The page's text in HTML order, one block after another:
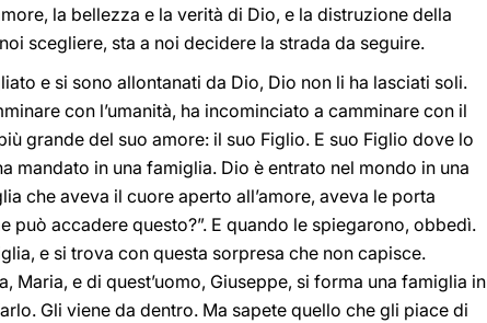
la bellezza e la verità di Dio, e la distruzione della
scegliere, sta a noi decidere la strada da seguire.
e si sono allontanati da Dio, Dio non li ha lasciati soli.
con l’umanità, ha incominciato a camminare con il
grande del suo amore: il suo Figlio. E suo Figlio dove lo
mandato in una famiglia. Dio è entrato nel mondo in una
che aveva il cuore aperto all’amore, aveva le porta
può accadere questo?”. E quando le spiegarono, obbedì.
e si trova con questa sorpresa che non capisce.
Maria, e di quest’uomo, Giuseppe, si forma una famiglia in
Gli viene da dentro. Ma sapete quello che gli piace di